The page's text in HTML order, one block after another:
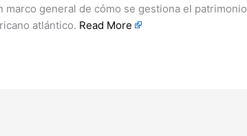
general de cómo se gestiona el patrimonio
atlántico. Read More